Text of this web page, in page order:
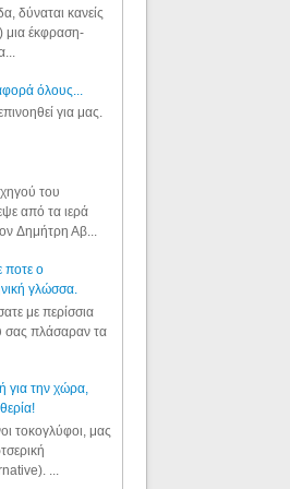
δύναται κανείς
μια έκφραση-
όλους...
για μας.
του
από τα ιερά
Δημήτρη Αβ...
ποτε ο
γλώσσα.
με περίσσια
σας πλάσαραν τα
για την χώρα,
τοκογλύφοι, μας
...